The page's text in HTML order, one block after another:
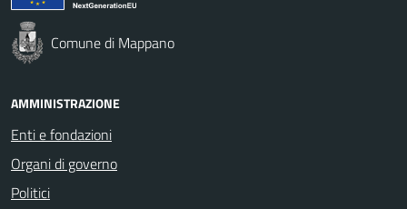
Comune di Mappano
AMMINISTRAZIONE
Enti e fondazioni
Organi di governo
Politici